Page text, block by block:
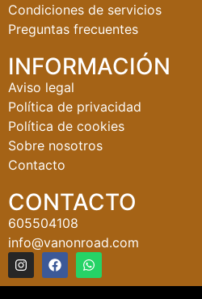
Condiciones de servicios
Preguntas frecuentes
INFORMACIÓN
Aviso legal
Política de privacidad
Política de cookies
Sobre nosotros
Contacto
CONTACTO
605504108
info@vanonroad.com